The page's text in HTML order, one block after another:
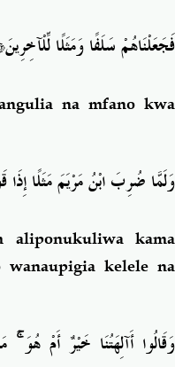
فَجَعَلْنَاهُمْ سَلَفًا وَمَثَلًا لِّلْآخِرِينَ
na mfano kwa
وَلَمَّا ضُرِبَ ابْنُ مَرْيَمَ مَثَلًا
aliponukuliwa kama
kelele na
وَقَالُوا أَآلِهَتُنَا خَيْرٌ أَمْ هُوَۚ